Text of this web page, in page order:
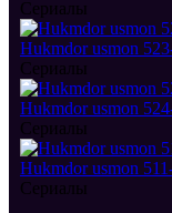
Сериалы
Hukmdor usmon
Сериалы
Hukmdor usmon
Сериалы
Hukmdor usmon
Сериалы